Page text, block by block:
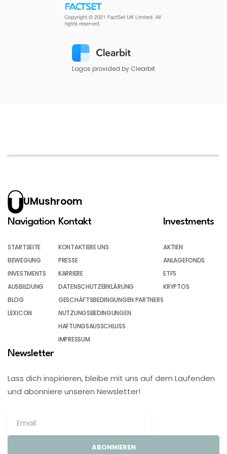
Logos provided by Clearbit
UMushroom
Navigation
STARTSEITE
BEWEGUNG
INVESTMENTS
AUSBILDUNG
BLOG
LEXICON
Kontakt
KONTAKTIERE UNS
PRESSE
KARRIERE
DATENSCHUTZERKLÄRUNG
GESCHÄFTSBEDINGUNGEN PARTNERS
NUTZUNGSBEDINGUNGEN
HAFTUNGSAUSSCHLUSS
IMPRESSUM
Investments
AKTIEN
ANLAGEFONDS
ETFS
KRYPTOS
Newsletter
Lass dich inspirieren, bleibe mit uns auf dem Laufenden
und abonniere unseren Newsletter!
ABONNIEREN